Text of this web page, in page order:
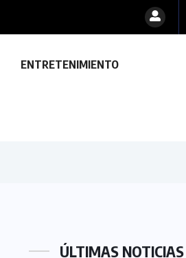
ENTRETENIMIENTO
ÚLTIMAS NOTICIAS